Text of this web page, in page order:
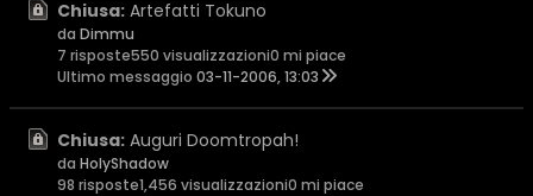
Chiusa: Artefatti Tokuno
da Dimmu
7 risposte550 visualizzazioni0 mi piace
Ultimo messaggio 03-11-2006, 13:03
Chiusa: Auguri Doomtropah!
da HolyShadow
98 risposte1,456 visualizzazioni0 mi piace